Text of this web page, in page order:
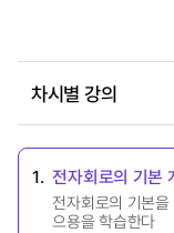
차시별 강의
1. 전자회로의 기본
전자회로의 기본
으용을 학습한다